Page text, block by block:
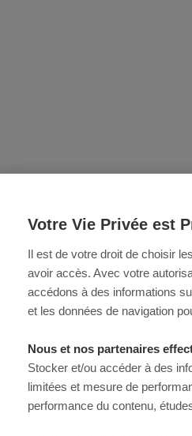
Votre Vie Privée est
Il est de votre droit de choisir
avoir accès. Avec votre
accédons à des informations
et les données de navigation
Nous et nos partenaires
Stocker et/ou accéder à des
limitées et mesure de
performance du contenu,